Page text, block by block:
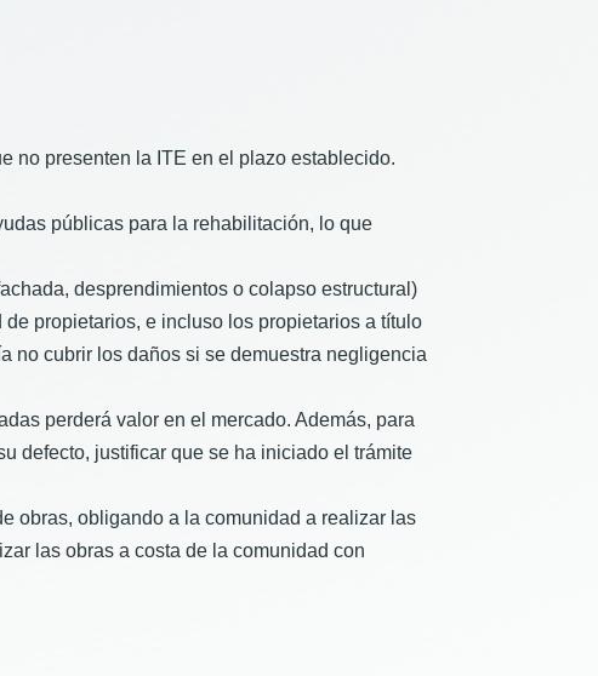
no presenten la ITE en el plazo establecido.
públicas para la rehabilitación, lo que
desprendimientos o colapso estructural)
propietarios, e incluso los propietarios a título
no cubrir los daños si se demuestra negligencia
perderá valor en el mercado. Además, para
defecto, justificar que se ha iniciado el trámite
obras, obligando a la comunidad a realizar las
las obras a costa de la comunidad con